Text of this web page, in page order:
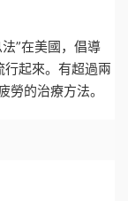
”在美國，倡導
行起來。有超過兩
的治療方法。